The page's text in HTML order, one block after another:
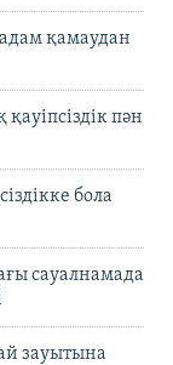
қамаудан
пән
бола
сауалнамада
зауытына